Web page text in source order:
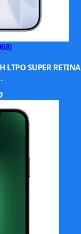
kính trước và sau,
với thế hệ trước.
chìa khóa, sau một
Thêm vào đó, cụm
iPhone iPhone
và dễ phân biệt với
LTPO SUPER RETINA